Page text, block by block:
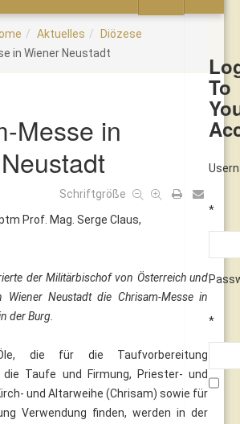
To
*
*
Aktuelles
Diözese
in Wiener Neustadt
Messe in
Schriftgröße
Prof. Mag. Serge Claus,
der Militärbischof von Österreich und
Wiener Neustadt die Chrisam-Messe in
der Burg.
die für die Taufvorbereitung
die Taufe und Firmung, Priester- und
und Altarweihe (Chrisam) sowie für
Verwendung finden, werden in der